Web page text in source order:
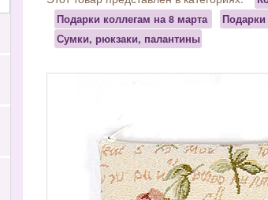
Подарки коллегам на 8 марта
Подарки
Сумки, рюкзаки, палантины